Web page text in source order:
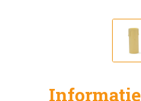
Informatie